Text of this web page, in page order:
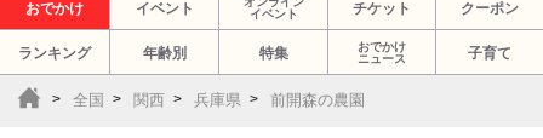
おでかけ イベント
イベント
チケット クーポン
ランキング 年齢別 特集
おでかけ
ニュース
子育て
全国 関西 兵庫県 前開森の農園